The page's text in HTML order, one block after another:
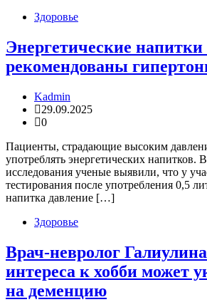
Здоровье
Энергетические напитки
рекомендованы
Kadmin
29.09.2025
0
Пациенты, страдающие высоким
употреблять энергетических напитков. В
исследования ученые выявили, что у
тестирования после употребления 0,5
напитка давление […]
Здоровье
Врач-невролог
интереса к хобби может
на деменцию